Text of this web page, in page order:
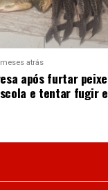
atrás
após furtar
e tentar fugir